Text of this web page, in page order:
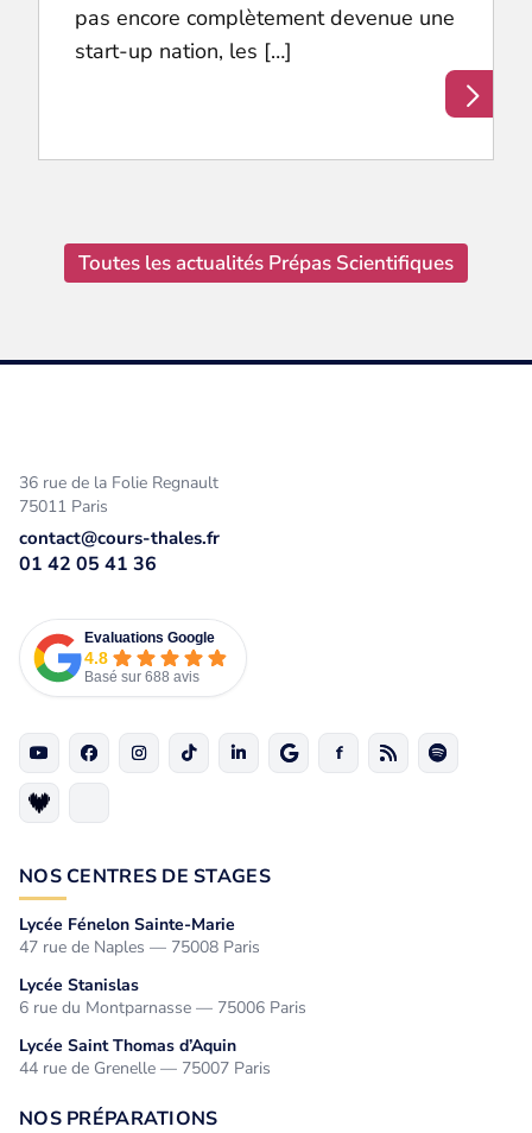
pas encore complètement devenue une
start-up nation, les […]
Toutes les actualités Prépas Scientifiques
36 rue de la Folie Regnault
75011 Paris
contact@cours-thales.fr
01 42 05 41 36
Evaluations Google
4.8
Basé sur 688 avis
NOS CENTRES DE STAGES
Lycée Fénelon Sainte-Marie
47 rue de Naples — 75008 Paris
Lycée Stanislas
6 rue du Montparnasse — 75006 Paris
Lycée Saint Thomas d’Aquin
44 rue de Grenelle — 75007 Paris
NOS PRÉPARATIONS